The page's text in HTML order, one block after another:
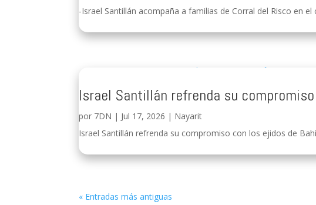
-Israel Santillán acompaña a familias de Corral del Risco en
Israel Santillán refrenda su
por 7DN | Jul 17, 2026 | Nayarit
Israel Santillán refrenda su compromiso con los ejidos de
« Entradas más antiguas